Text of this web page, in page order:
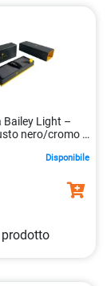
Bailey Light –
nero/cromo –
Disponibile